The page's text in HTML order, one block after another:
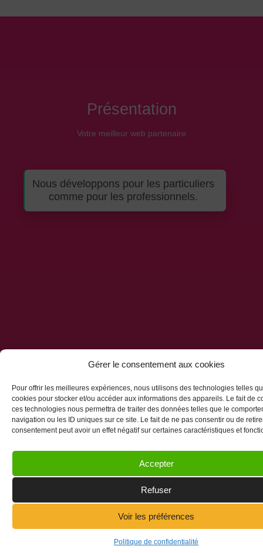
Gérer le consentement aux cookies
Pour offrir les meilleures expériences, nous utilisons des technologies telles
cookies pour stocker et/ou accéder aux informations des appareils. Le fait de
ces technologies nous permettra de traiter des données telles que le
navigation ou les ID uniques sur ce site. Le fait de ne pas consentir ou de
consentement peut avoir un effet négatif sur certaines caractéristiques et
Accepter
Refuser
Voir les préférences
Politique de confidentialité
Présentation
Votre meilleur web partenaire
Nous développons pour les particuliers
comme pour les professionnels.
obtiendront votre satisfaction.